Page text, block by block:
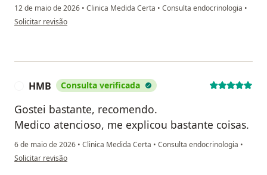
12 de maio de 2026 • Clinica Medida Certa • Consulta endocrinologia •
na opinião do utilizador D.mM
Solicitar revisão
HMB Consulta verificada
Gostei bastante, recomendo.
Medico atencioso, me explicou bastante coisas.
6 de maio de 2026 • Clinica Medida Certa • Consulta endocrinologia •
na opinião do utilizador HMB
Solicitar revisão